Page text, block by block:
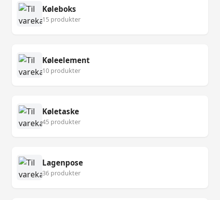
Køleboks
15 produkter
Køleelement
10 produkter
Køletaske
45 produkter
Lagenpose
36 produkter